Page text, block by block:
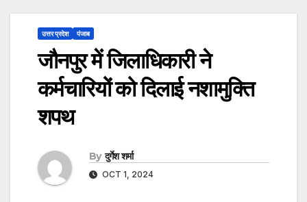
उत्तर प्रदेश पंजाब
जौनपुर में जिलाधिकारी ने
कर्मचारियों को दिलाई नशामुक्ति
शपथ
By दुर्गेश शर्मा
OCT 1, 2024